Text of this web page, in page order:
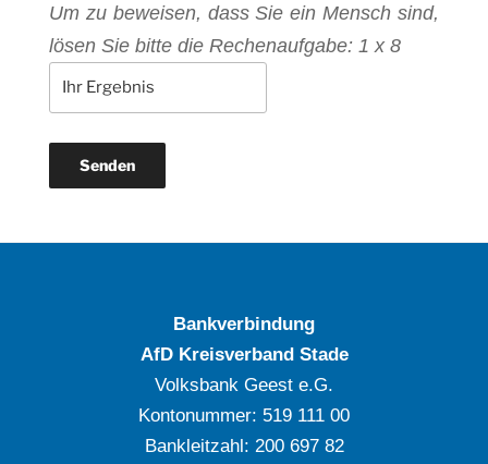
Um zu beweisen, dass Sie ein Mensch sind,
lösen Sie bitte die Rechenaufgabe: 1 x8
Bankverbindung
AfD Kreisverband Stade
Volksbank Geest e.G.
Kontonummer: ‍519 111 00
Bankleitzahl: ‍200 697 82